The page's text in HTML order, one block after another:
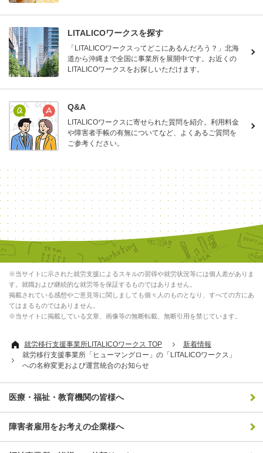
LITALICOワークスを探す
「LITALICOワークスってどこにあるんだろう？」北海
道から沖縄まで全国に事業所を展開中です。お近くの
LITALICOワークスをお探しいただけます。
Q&A
LITALICOワークスに寄せられた質問を紹介。利用料金
や障害者手帳の有無についてなど、よくあるご質問を
ご参考ください。
※当サイトに示された就労支援によるスキルの習得や就労状況等には個人差がありま
す。就職および継続的な就労等を保証するものではありません。
掲載されている感想やご意見等に関しましても個々人のものとなり、すべての方にあ
てはまるものではありません。
※当サイトに掲載している文章、画像等の無断転載、無断引用を禁じています。
就労移行支援事業所LITALICOワークス TOP
新着情報
就労移行支援事業所「ヒューマングロー」の「LITALICOワークス」
への名称変更および運営統合のお知らせ
医療・福祉・教育機関の皆様へ
障害者雇用をお考えの企業様へ